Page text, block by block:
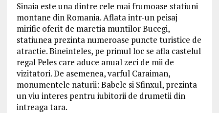
Sinaia este una dintre cele mai frumoase statiuni
montane din Romania. Aflata intr-un peisaj
mirific oferit de maretia muntilor Bucegi,
statiunea prezinta numeroase puncte turistice de
atractie. Bineinteles, pe primul loc se afla castelul
regal Peles care aduce anual zeci de mii de
vizitatori. De asemenea, varful Caraiman,
monumentele naturii: Babele si Sfinxul, prezinta
un viu interes pentru iubitorii de drumetii din
intreaga tara.